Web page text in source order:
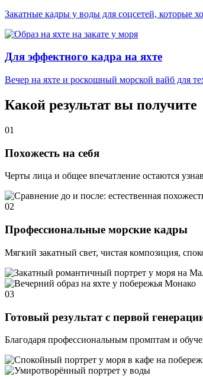
Закатные кадры у воды для соцсетей, которые
Для эффектного кадра на яхте
Вечер на яхте и роскошный морской вайб для
Какой результат вы получите
01
Похожесть на себя
Черты лица и общее впечатление остаются
02
Профессиональные морские кадры
Мягкий закатный свет, чистая композиция,
03
Готовый результат с первой
Благодаря профессиональным промптам и